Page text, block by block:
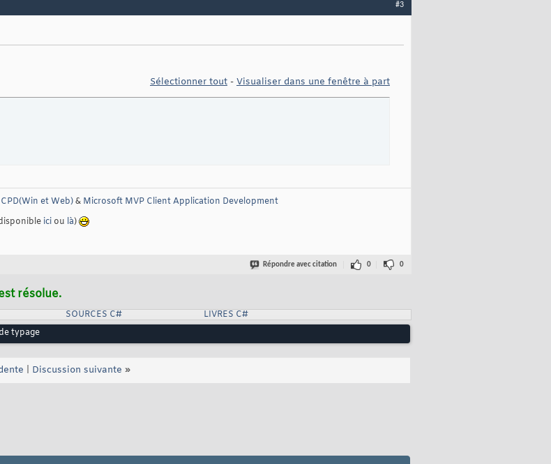
#3
Sélectionner tout - Visualiser dans une fenêtre à part
et Web)& Microsoft MVP Client Application Development
ici ou là)
Répondre avec citation 0 0
résolue.
SOURCES C#
LIVRES C#
typage
Discussion suivante »